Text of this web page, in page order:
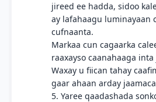
jireed ee hadda, sidoo
ay lafahaagu luminayaan
cufnaanta.
Markaa cun cagaarka
raaxayso caanahaaga
Waxay u fiican tahay
gaar ahaan arday
5. Yaree qaadashada